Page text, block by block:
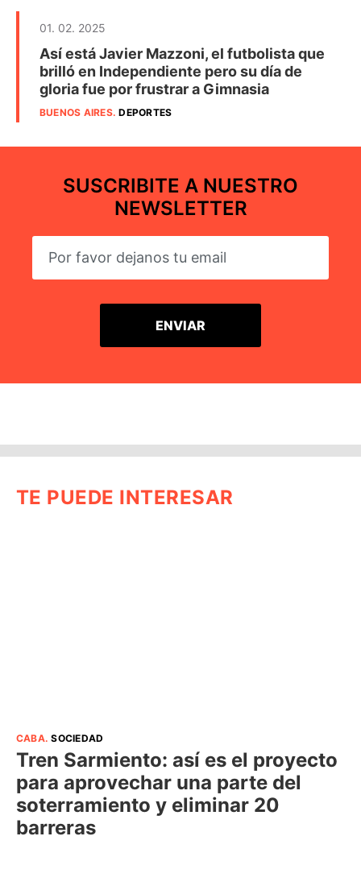
01. 02. 2025
Así está Javier Mazzoni, el futbolista que
brilló en Independiente pero su día de
gloria fue por frustrar a Gimnasia
BUENOS AIRES.DEPORTES
SUSCRIBITE A NUESTRO
NEWSLETTER
TE PUEDE INTERESAR
CABA.SOCIEDAD
Tren Sarmiento: así es el proyecto
para aprovechar una parte del
soterramiento y eliminar 20
barreras